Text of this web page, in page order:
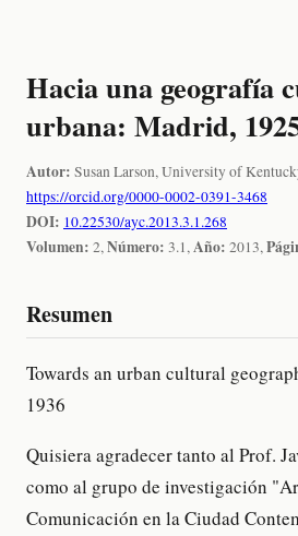
Hacia una geografía
urbana: Madrid,
Autor: Susan Larson, University of
https://orcid.org/0000-0002-0391-3468
DOI: 10.22530/ayc.2013.3.1.268
Volumen: 2, Número: 3.1, Año: 2013,
Resumen
Towards an urban cultural
1936
Quisiera agradecer tanto al Prof.
como al grupo de investigación
Comunicación en la Ciudad